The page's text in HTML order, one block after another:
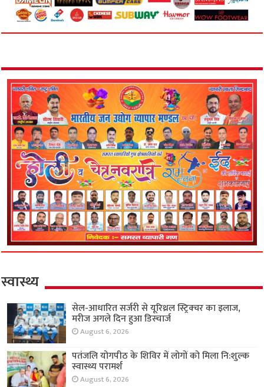
स्वास्थ्य
सेल-आधारित सर्जरी से यूरिथ्रल स्ट्रिक्चर का इलाज,
मरीज अगले दिन हुआ डिस्चार्ज
August 6, 2026
पतंजलि योगपीठ के शिविर में लोगों को मिला नि:शुल्क
स्वास्थ्य परामर्श
August 6, 2026